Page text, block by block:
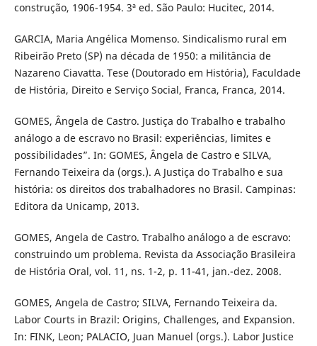
construção, 1906-1954. 3ª ed. São Paulo: Hucitec, 2014.
GARCIA, Maria Angélica Momenso. Sindicalismo rural em
Ribeirão Preto (SP) na década de 1950: a militância de
Nazareno Ciavatta. Tese (Doutorado em História), Faculdade
de História, Direito e Serviço Social, Franca, Franca, 2014.
GOMES, Ângela de Castro. Justiça do Trabalho e trabalho
análogo a de escravo no Brasil: experiências, limites e
possibilidades”. In: GOMES, Ângela de Castro e SILVA,
Fernando Teixeira da (orgs.). A Justiça do Trabalho e sua
história: os direitos dos trabalhadores no Brasil. Campinas:
Editora da Unicamp, 2013.
GOMES, Angela de Castro. Trabalho análogo a de escravo:
construindo um problema. Revista da Associação Brasileira
de História Oral, vol. 11, ns. 1-2, p. 11-41, jan.-dez. 2008.
GOMES, Angela de Castro; SILVA, Fernando Teixeira da.
Labor Courts in Brazil: Origins, Challenges, and Expansion.
In: FINK, Leon; PALACIO, Juan Manuel (orgs.). Labor Justice